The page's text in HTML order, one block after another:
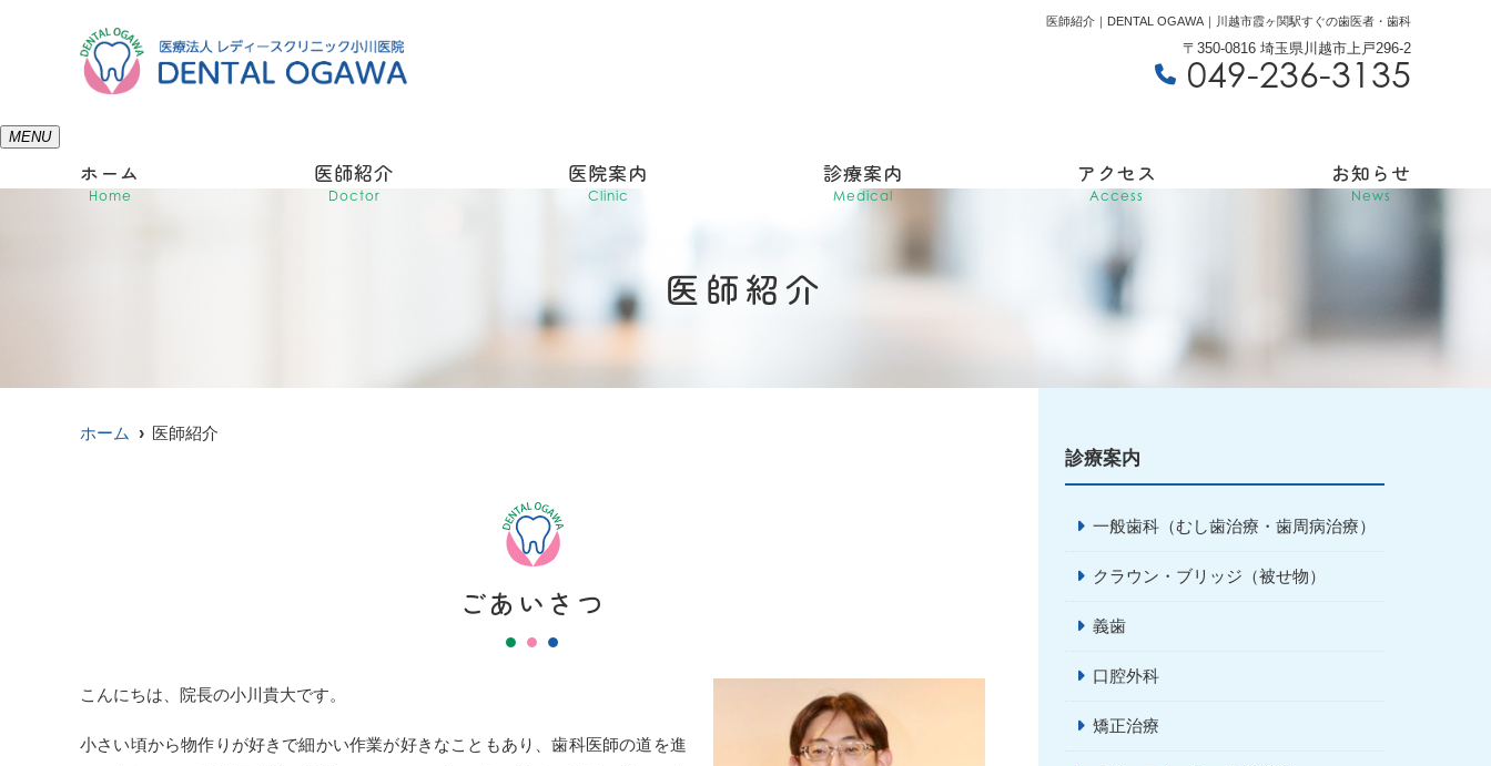
医師紹介｜DENTAL OGAWA｜川越市霞ヶ関駅すぐの歯医者・歯科
〒350-0816 埼玉県川越市上戸296-2
049-236-3135
MENU
ホーム
Home
医師紹介
Doctor
医院案内
Clinic
診療案内
Medical
アクセス
Access
お知らせ
News
医師紹介
ホーム 医師紹介
ごあいさつ
こんにちは、院長の小川貴大です。
小さい頃から物作りが好きで細かい作業が好きなこともあり、歯科医師の道を進
診療案内
一般歯科（むし歯治療・歯周病治療）
クラウン・ブリッジ（被せ物）
義歯
口腔外科
矯正治療